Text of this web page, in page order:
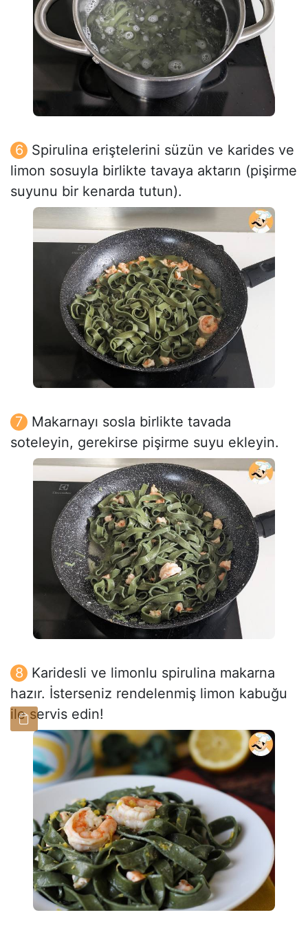
Spirulina eriştelerini süzün ve karides ve
limon sosuyla birlikte tavaya aktarın (pişirme
suyunu bir kenarda tutun).
Makarnayı sosla birlikte tavada
soteleyin, gerekirse pişirme suyu ekleyin.
Karidesli ve limonlu spirulina makarna
hazır. İsterseniz rendelenmiş limon kabuğu
ile servis edin!